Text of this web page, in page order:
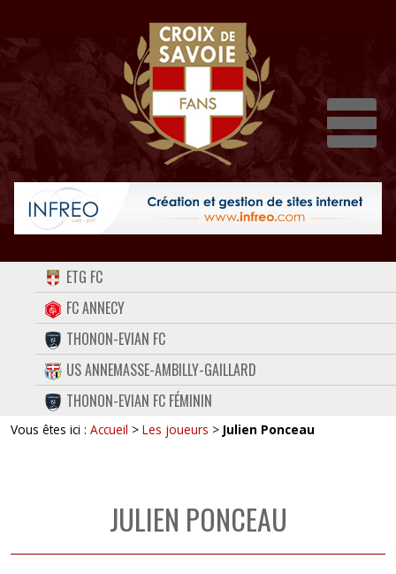
ACCUEIL
FORUM
CONTACT
FACEBOOK
TWITTER
ETG FC
FC ANNECY
THONON-EVIAN FC
US ANNEMASSE-AMBILLY-GAILLARD
THONON-EVIAN FC FÉMININ
Vous êtes ici : Accueil > Les joueurs > Julien Ponceau
JULIEN PONCEAU